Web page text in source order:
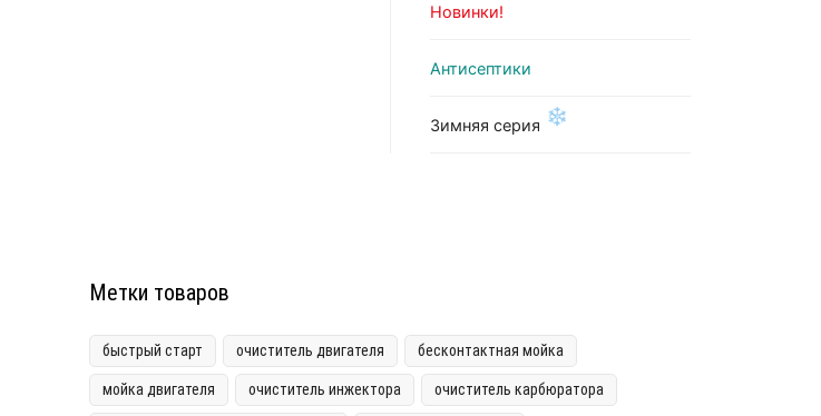
Новинки!
Антисептики
Зимняя серия ❄
Метки товаров
быстрый старт очиститель двигателя бесконтактная мойка
мойка двигателя очиститель инжектора очиститель карбюратора